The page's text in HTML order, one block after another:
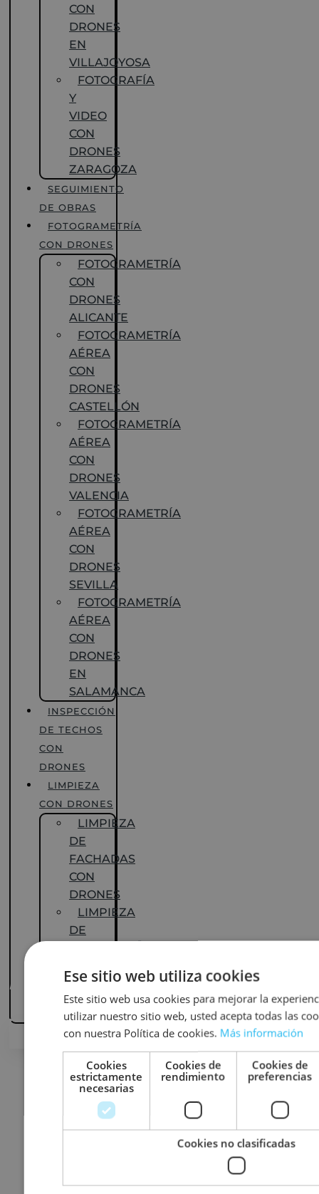
CON
DRONES
EN
VILLAJOYOSA
FOTOGRAFÍA
Y
VIDEO
CON
DRONES
ZARAGOZA
SEGUIMIENTO
DE OBRAS
FOTOGRAMETRÍA
CON DRONES
FOTOGRAMETRÍA
CON
DRONES
ALICANTE
FOTOGRAMETRÍA
AÉREA
CON
DRONES
CASTELLÓN
FOTOGRAMETRÍA
AÉREA
CON
DRONES
VALENCIA
FOTOGRAMETRÍA
AÉREA
CON
DRONES
SEVILLA
FOTOGRAMETRÍA
AÉREA
CON
DRONES
EN
SALAMANCA
INSPECCIÓN
DE TECHOS
CON
DRONES
LIMPIEZA
CON DRONES
LIMPIEZA
DE
FACHADAS
CON
DRONES
LIMPIEZA
DE
CON
DRONES
CONTACTOSERVICIO DE
FOTOGRAFÍA
AÉREA
Ese sitio web utiliza cookies
Este sitio web usa cookies para mejorar la
utilizar nuestro sitio web, usted acepta todas las
con nuestra Política de cookies. Más información
Cookies
estrictamente
necesarias
Cookies de
rendimiento
Cookies de
preferencias
Cookies no clasificadas